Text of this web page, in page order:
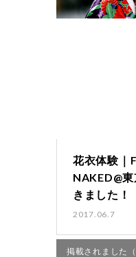
花衣体験｜
NAKED@東京
きました！
2017.06.7
掲載されました